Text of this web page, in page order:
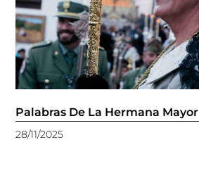
Palabras De La Hermana Mayor
28/11/2025